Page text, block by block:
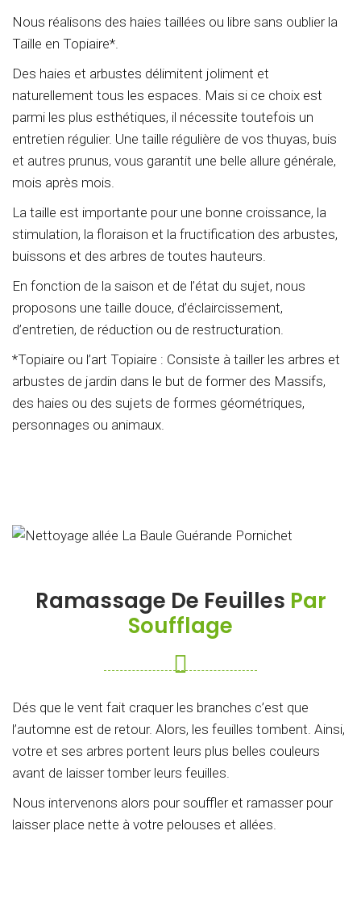
Nous réalisons des haies taillées ou libre sans oublier la
Taille en Topiaire*.
Des haies et arbustes délimitent joliment et
naturellement tous les espaces. Mais si ce choix est
parmi les plus esthétiques, il nécessite toutefois un
entretien régulier. Une taille régulière de vos thuyas, buis
et autres prunus, vous garantit une belle allure générale,
mois après mois.
La taille est importante pour une bonne croissance, la
stimulation, la floraison et la fructification des arbustes,
buissons et des arbres de toutes hauteurs.
En fonction de la saison et de l’état du sujet, nous
proposons une taille douce, d’éclaircissement,
d’entretien, de réduction ou de restructuration.
*Topiaire ou l’art Topiaire : Consiste à tailler les arbres et
arbustes de jardin dans le but de former des Massifs,
des haies ou des sujets de formes géométriques,
personnages ou animaux.
Ramassage De Feuilles Par
Soufflage
Dés que le vent fait craquer les branches c’est que
l’automne est de retour. Alors, les feuilles tombent. Ainsi,
votre et ses arbres portent leurs plus belles couleurs
avant de laisser tomber leurs feuilles.
Nous intervenons alors pour souffler et ramasser pour
laisser place nette à votre pelouses et allées.